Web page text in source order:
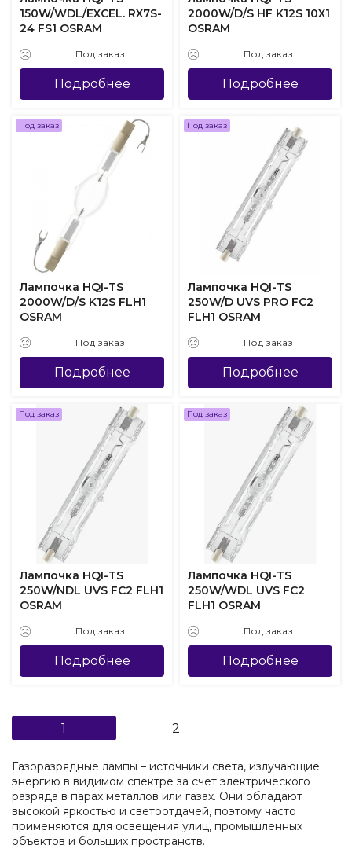
150W/WDL/EXCEL. RX7S-
24 FS1 OSRAM
Под заказ
Подробнее
2000W/D/S HF K12S 10X1
OSRAM
Под заказ
Подробнее
Под заказ
Лампочка HQI-TS
2000W/D/S K12S FLH1
OSRAM
Под заказ
Подробнее
Под заказ
Лампочка HQI-TS
250W/D UVS PRO FC2
FLH1 OSRAM
Под заказ
Подробнее
Под заказ
Лампочка HQI-TS
250W/NDL UVS FC2 FLH1
OSRAM
Под заказ
Подробнее
Под заказ
Лампочка HQI-TS
250W/WDL UVS FC2
FLH1 OSRAM
Под заказ
Подробнее
1 2
Газоразрядные лампы – источники света, излучающие
энергию в видимом спектре за счет электрического
разряда в парах металлов или газах. Они обладают
высокой яркостью и светоотдачей, поэтому часто
применяются для освещения улиц, промышленных
объектов и больших пространств.